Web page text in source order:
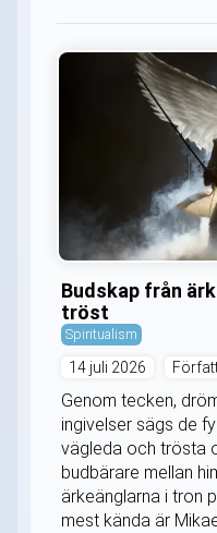
Budskap från
tröst
Spiritualism
14 juli 2026
Genom tecken,
ingivelser sägs de
vägleda och trösta
budbärare mellan
ärkeänglarna i tron
mest kända är